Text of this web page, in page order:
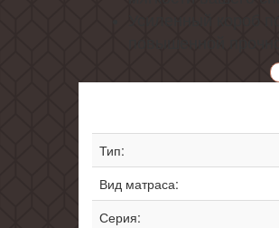
Тип:
Вид матраса:
Серия: